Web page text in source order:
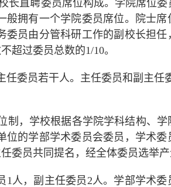
长直聘委员席位构成。学院席位委
拥有一个学院委员席位。院士席
员由分管科研工作的副校长担任
超过委员总数的1/10。
任委员若干人。主任委员和副主任
制，学校根据各学院学科结构、学
的学部学术委员会委员，学术委
委员共同提名，经全体委员选举产
1人，副主任委员2人。学部学术委